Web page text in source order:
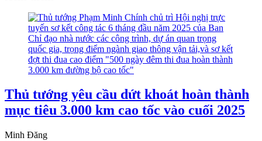
Thủ tướng yêu cầu dứt khoát hoàn thành
mục tiêu 3.000 km cao tốc vào cuối 2025
Minh Đăng